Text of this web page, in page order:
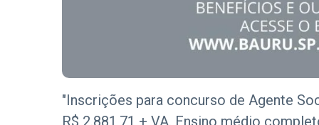
"Inscrições para concurso de Agente
R$ 2.881,71 + VA. Ensino médio